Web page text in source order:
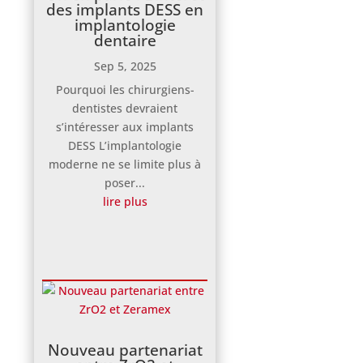
des implants DESS en
implantologie
dentaire
Sep 5, 2025
Pourquoi les chirurgiens-
dentistes devraient
s’intéresser aux implants
DESS L’implantologie
moderne ne se limite plus à
poser...
lire plus
Nouveau partenariat